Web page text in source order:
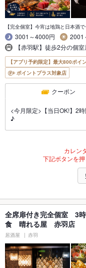
【完全個室】今宵は地鶏と日本酒
3001～4000円
2001
【赤羽駅】徒歩2分の個
【アプリ予約限定】最大800ポイ
ポイントプラス対象店
クーポン
<今月限定>【当日OK!】2
♪
カレン
下記ボタンを押
全席扉付き完全個室 3
食 晴れる屋 赤羽店
居酒屋 赤羽